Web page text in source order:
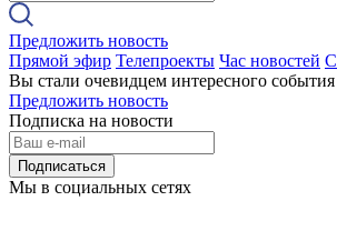
Предложить новость
Прямой эфир Телепроекты Час новостей
Вы стали очевидцем интересного
Предложить новость
Подписка на новости
Подписаться
Мы в социальных сетях